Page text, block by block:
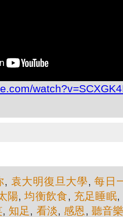
, 袁大明復旦大學,每日
陽,均衡飲食, 充足睡眠,
, 知足 , 看淡, 感恩 , 聽音